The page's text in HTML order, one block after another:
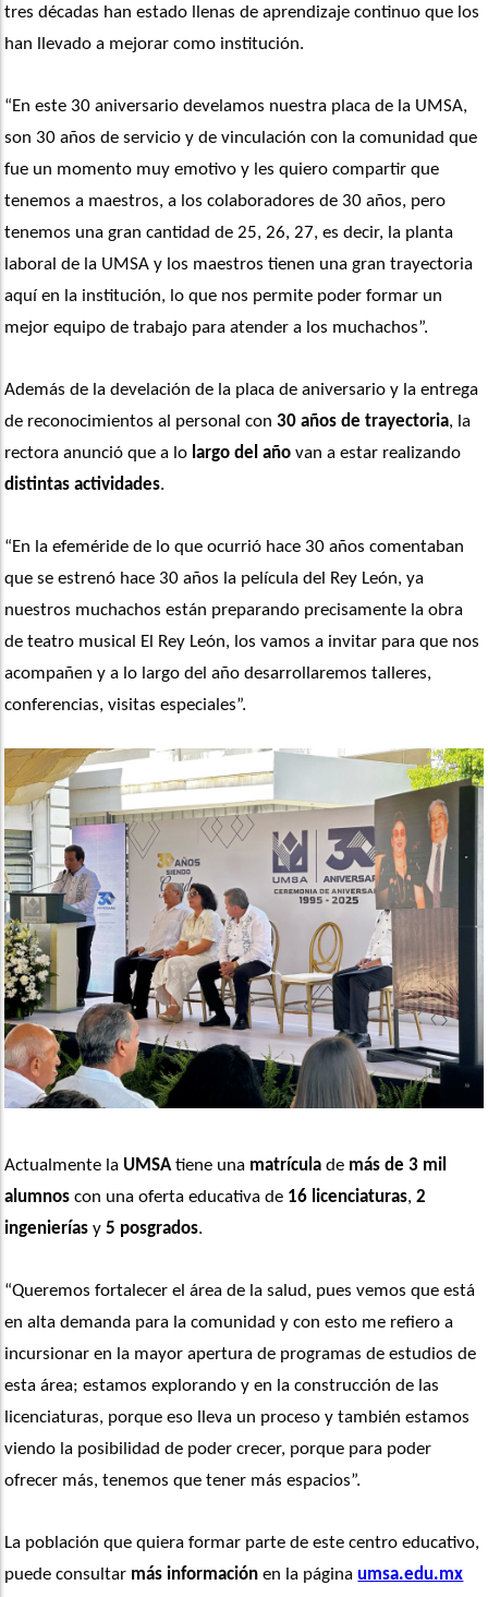
tres décadas han estado llenas de aprendizaje continuo que los
han llevado a mejorar como institución.
“En este 30 aniversario develamos nuestra placa de la UMSA,
son 30 años de servicio y de vinculación con la comunidad que
fue un momento muy emotivo y les quiero compartir que
tenemos a maestros, a los colaboradores de 30 años, pero
tenemos una gran cantidad de 25, 26, 27, es decir, la planta
laboral de la UMSA y los maestros tienen una gran trayectoria
aquí en la institución, lo que nos permite poder formar un
mejor equipo de trabajo para atender a los muchachos”.
Además de la develación de la placa de aniversario y la entrega
de reconocimientos al personal con 30 años de trayectoria, la
rectora anunció que a lo largo del año van a estar realizando
distintas actividades.
“En la efeméride de lo que ocurrió hace 30 años comentaban
que se estrenó hace 30 años la película del Rey León, ya
nuestros muchachos están preparando precisamente la obra
de teatro musical El Rey León, los vamos a invitar para que nos
acompañen y a lo largo del año desarrollaremos talleres,
conferencias, visitas especiales”.
Actualmente la UMSA tiene una matrícula de más de 3 mil
alumnos con una oferta educativa de 16 licenciaturas, 2
ingenierías y 5 posgrados.
“Queremos fortalecer el área de la salud, pues vemos que está
en alta demanda para la comunidad y con esto me refiero a
incursionar en la mayor apertura de programas de estudios de
esta área; estamos explorando y en la construcción de las
licenciaturas, porque eso lleva un proceso y también estamos
viendo la posibilidad de poder crecer, porque para poder
ofrecer más, tenemos que tener más espacios”.
La población que quiera formar parte de este centro educativo,
puede consultar más información en la página umsa.edu.mx